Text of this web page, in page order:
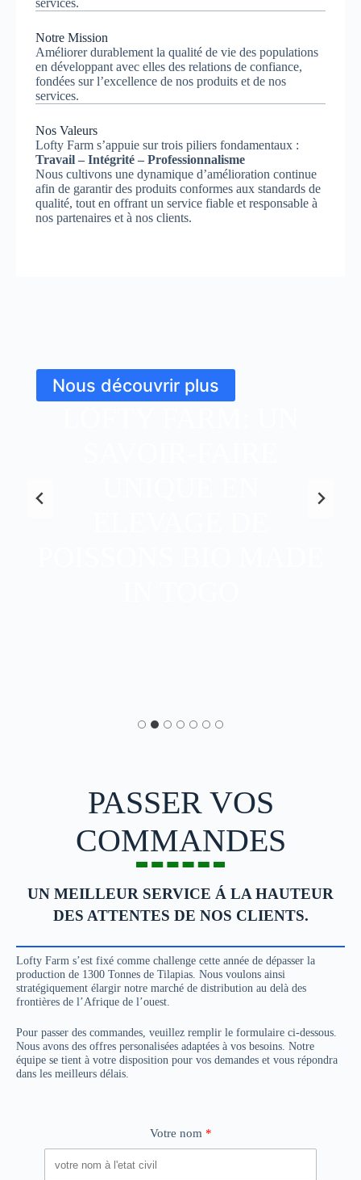
services.
Notre Mission
Améliorer durablement la qualité de vie des populations
en développant avec elles des relations de confiance,
fondées sur l’excellence de nos produits et de nos
services.
Nos Valeurs
Lofty Farm s’appuie sur trois piliers fondamentaux :
Travail – Intégrité – Professionnalisme
Nous cultivons une dynamique d’amélioration continue
afin de garantir des produits conformes aux standards de
qualité, tout en offrant un service fiable et responsable à
nos partenaires et à nos clients.
Nous découvrir plus
PASSER VOS
COMMANDES
UN MEILLEUR SERVICE Á LA HAUTEUR
DES ATTENTES DE NOS CLIENTS.
Lofty Farm s’est fixé comme challenge cette année de dépasser la
production de 1300 Tonnes de Tilapias. Nous voulons ainsi
stratégiquement élargir notre marché de distribution au delà des
frontières de l’Afrique de l’ouest.
Pour passer des commandes, veuillez remplir le formulaire ci-dessous.
Nous avons des offres personalisées adaptées à vos besoins. Notre
équipe se tient à votre disposition pour vos demandes et vous répondra
dans les meilleurs délais.
Votre nom